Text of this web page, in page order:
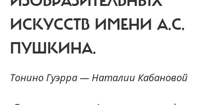
ИСКУССТВ ИМЕНИ А.С.
ПУШКИНА.
Тонино Гуэрра — Наталии Кабановой